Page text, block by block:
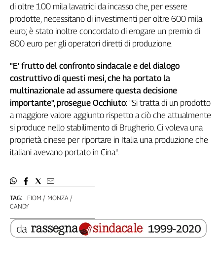
Speciali
G8
di
Genova,
sangue
della
ragione
120
anni
Cgil
Collettiva
Academy
Rubriche
Collettiva
Talk
La
settimana
TAG: FIOM
MONZA
CANDY
di oltre 100 mila lavatrici da incasso che, per essere
prodotte, necessitano di investimenti per oltre 600 mila
euro; è stato inoltre concordato di erogare un premio di
800 euro per gli operatori diretti di produzione.
"E' frutto del confronto sindacale e del dialogo
costruttivo di questi mesi, che ha portato la
multinazionale ad assumere questa decisione
importante", prosegue Occhiuto: "Si tratta di un prodotto
a maggiore valore aggiunto rispetto a ciò che attualmente
si produce nello stabilimento di Brugherio. Ci voleva una
proprietà cinese per riportare in Italia una produzione che
italiani avevano portato in Cina".